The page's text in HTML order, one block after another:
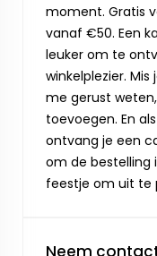
moment. Gratis
vanaf €50. Een
leuker om te
winkelplezier.
me gerust
toevoegen. En
ontvang je een
om de bestelling
feestje om uit te
Neem